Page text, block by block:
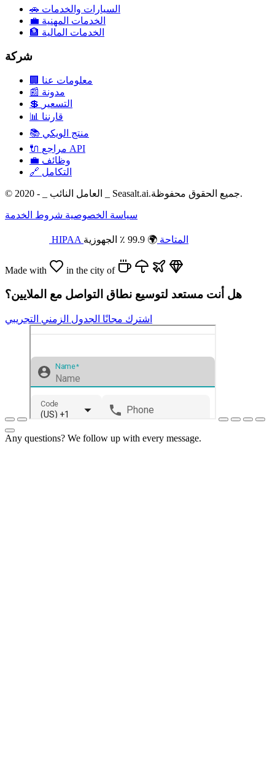
🚗 السيارات والخدمات
💼 الخدمات المهنية
🏦 الخدمات المالية
شركة
🏢 معلومات عنا
📰 مدونة
💲
التسعير
📊 قارننا
📚 منتج الويكي
🔌
مراجع API
💼 وظائف
🔗 التكامل
© 2020 - _ العامل النائب _ Seasalt.ai.جميع الحقوق محفوظة.
سياسة الخصوصية شروط الخدمة
HIPAA المتاحة 🌍 99.9 ٪ الجهوزية
Made with in the city of
هل أنت مستعد لتوسيع نطاق التواصل مع الملايين؟
اشترك مجانًا الجدول الزمني التجريبي
Any questions? We follow up with every message.